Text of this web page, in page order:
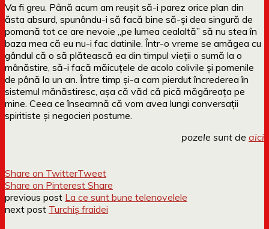
Va fi greu. Până acum am reușit să-i parez orice plan din
ăsta absurd, spunându-i să facă bine să-și dea singură de
pomană tot ce are nevoie „pe lumea cealaltă” să nu stea în
baza mea că eu nu-i fac datinile. Într-o vreme se amăgea cu
gândul că o să plătească ea din timpul vieții o sumă la o
mânăstire, să-i facă măicuțele de acolo colivile și pomenile
de până la un an. Între timp și-a cam pierdut încrederea în
sistemul mănăstiresc, așa că văd că pică măgăreața pe
mine. Ceea ce înseamnă că vom avea lungi conversații
spiritiste și negocieri postume.
pozele sunt de aici
Share on TwitterTweet
Share on Pinterest Share
previous post La ce sunt bune telenovelele
next post Turchiș fraidei